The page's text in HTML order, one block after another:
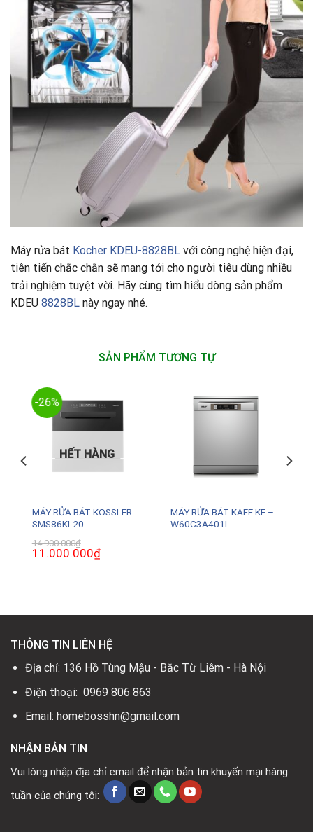
Máy rửa bát Kocher KDEU-8828BL với công nghệ hiện đại,
tiên tiến chắc chắn sẽ mang tới cho người tiêu dùng nhiều
trải nghiệm tuyệt vời. Hãy cùng tìm hiểu dòng sản phẩm
KDEU 8828BL này ngay nhé.
SẢN PHẨM TƯƠNG TỰ
-26%
HẾT HÀNG
MÁY RỬA BÁT KOSSLER
SMS86KL20
14.900.000₫
Giá
gốc
11.000.000₫Giá
hiện
MÁY RỬA BÁT KAFF KF –
W60C3A401L
THÔNG TIN LIÊN HỆ
Địa chỉ: 136 Hồ Tùng Mậu - Bắc Từ Liêm - Hà Nội
Điện thoại: 0969 806 863
Email: homebosshn@gmail.com
NHẬN BẢN TIN
Vui lòng nhập địa chỉ email để nhận bản tin khuyến mại hàng
tuần của chúng tôi: